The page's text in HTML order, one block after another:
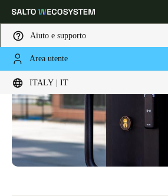
Aiuto e supporto
Area utente
ITALY | IT
Scegli la tua posizione e le impostazioni
Global Europe North
Italy|Italiano